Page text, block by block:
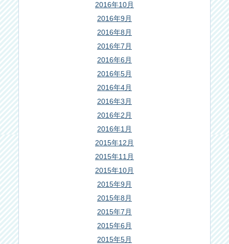
2016年10月
2016年9月
2016年8月
2016年7月
2016年6月
2016年5月
2016年4月
2016年3月
2016年2月
2016年1月
2015年12月
2015年11月
2015年10月
2015年9月
2015年8月
2015年7月
2015年6月
2015年5月